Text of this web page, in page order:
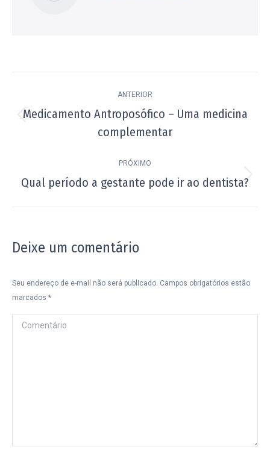
de
ANTERIOR
Post
anterior:
Medicamento Antroposófico – Uma medicina
complementar
PRÓXIMO
Próximo
Qual período a gestante pode ir ao dentista?
Deixe um comentário
Seu endereço de e-mail não será publicado. Campos obrigatórios estão
marcados *
Comentário